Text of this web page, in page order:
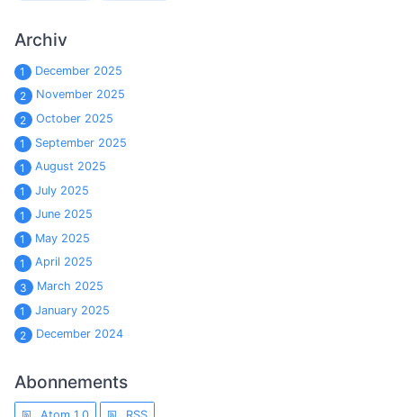
Archiv
1
December 2025
2
November 2025
2
October 2025
1
September 2025
1
August 2025
1
July 2025
1
June 2025
1
May 2025
1
April 2025
3
March 2025
1
January 2025
2
December 2024
Abonnements